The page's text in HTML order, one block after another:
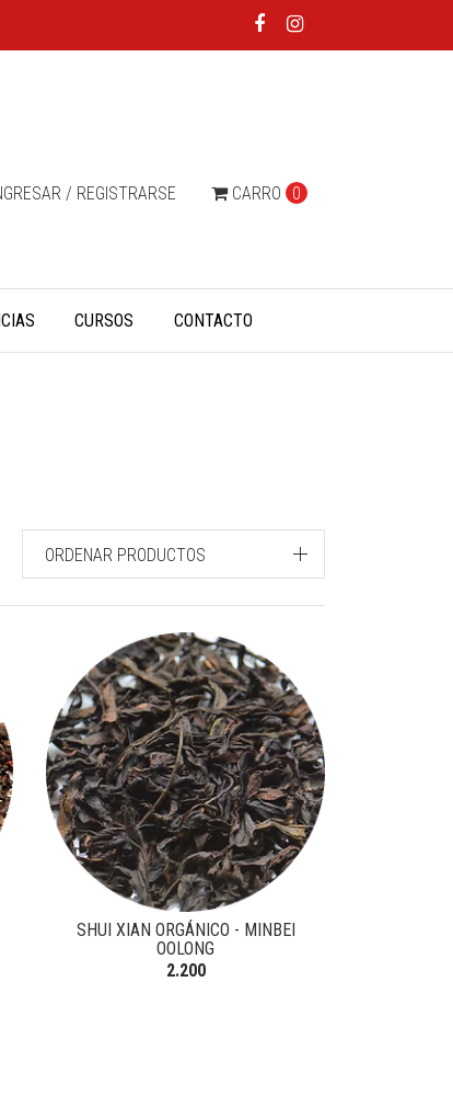
CARRO 0
/ REGISTRARSE
CURSOS CONTACTO
ORDENAR PRODUCTOS
SHUI XIAN ORGÁNICO - MINBEI
OOLONG
2.200